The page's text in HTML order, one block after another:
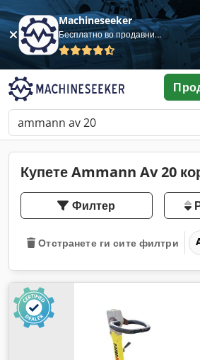
Machineseeker
Бесплатно во продавница
Купете Ammann Av 20
Филтер
Отстранете ги сите филтри